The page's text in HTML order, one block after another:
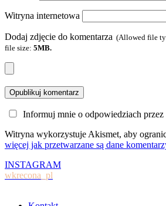
Witryna internetowa
Dodaj zdjęcie do komentarza (Allowed file
file size: 5MB.
Informuj mnie o odpowiedziach przez
Witryna wykorzystuje Akismet, aby
więcej jak przetwarzane są dane
INSTAGRAM
wkrecona_pl